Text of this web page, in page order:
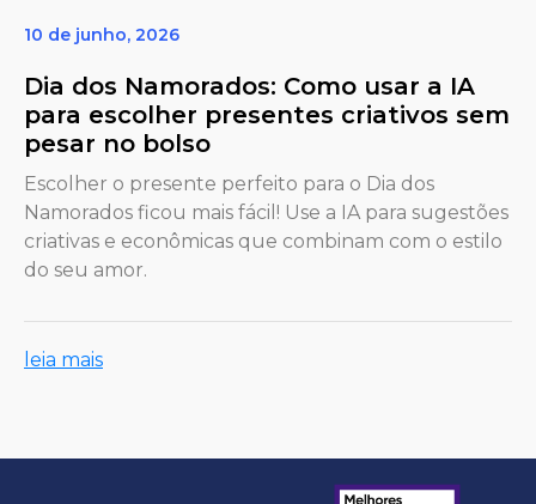
10 de junho, 2026
Dia dos Namorados: Como usar a IA
para escolher presentes criativos sem
pesar no bolso
Escolher o presente perfeito para o Dia dos
Namorados ficou mais fácil! Use a IA para sugestões
criativas e econômicas que combinam com o estilo
do seu amor.
leia mais